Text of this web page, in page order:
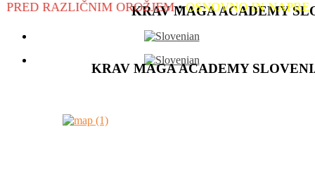
OROŽJEM•OSNOVNO IN NAPREDNO
KRAV MAGA ACADEMY
KRAV MAGA ACADEMY